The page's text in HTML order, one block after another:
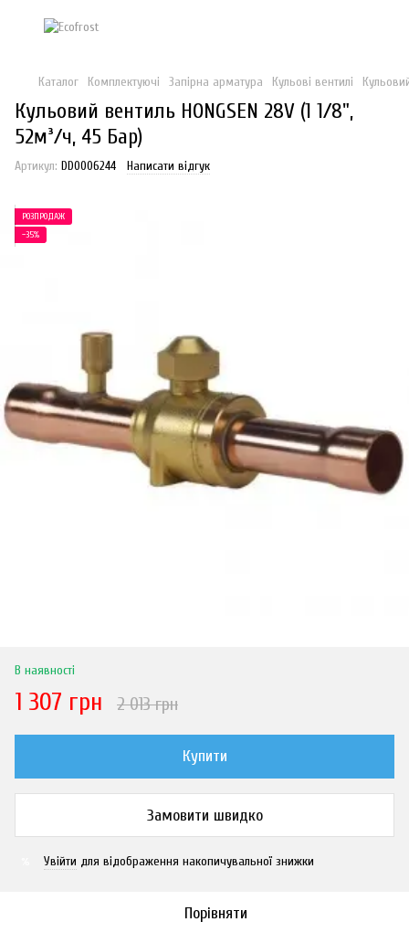
Каталог Комплектуючі Запірна арматура Кульові вентилі
Кульовий вентиль HONGSEN 28V (1 1/8",
52м³/ч, 45 Бар)
Артикул: DD0006244 Написати відгук
РОЗПРОДАЖ
−35%
В наявності
1 307 грн 2 013 грн
Купити
Замовити швидко
Увійти для відображення накопичувальної знижки
Порівняти